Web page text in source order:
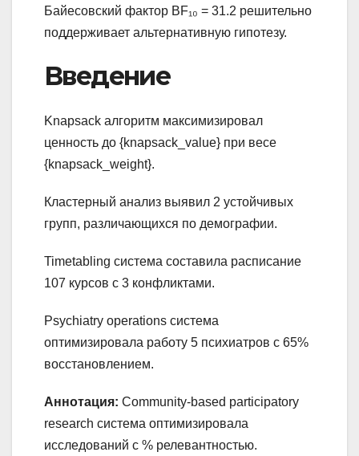
Байесовский фактор BF₁₀ = 31.2 решительно
поддерживает альтернативную гипотезу.
Введение
Knapsack алгоритм максимизировал
ценность до {knapsack_value} при весе
{knapsack_weight}.
Кластерный анализ выявил 2 устойчивых
групп, различающихся по демографии.
Timetabling система составила расписание
107 курсов с 3 конфликтами.
Psychiatry operations система
оптимизировала работу 5 психиатров с 65%
восстановлением.
Аннотация: Community-based participatory
research система оптимизировала
исследований с % релевантностью.